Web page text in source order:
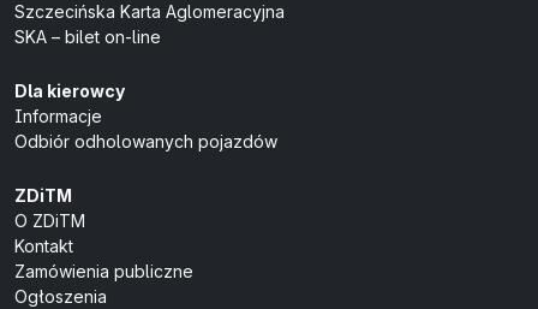
Szczecińska Karta Aglomeracyjna
SKA – bilet on-line
Dla kierowcy
Informacje
Odbiór odholowanych pojazdów
ZDiTM
O ZDiTM
Kontakt
Zamówienia publiczne
Ogłoszenia